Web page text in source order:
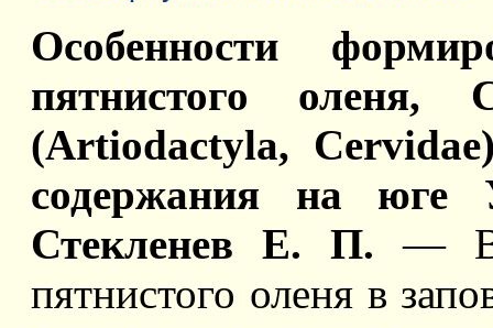
Особенности
пятнистого оленя,
(Artiodactyla,
содержания на
Стекленев Е. П. — В
пятнистого оленя в